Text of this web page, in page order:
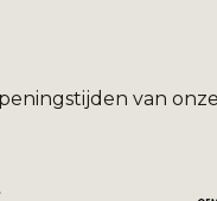
van